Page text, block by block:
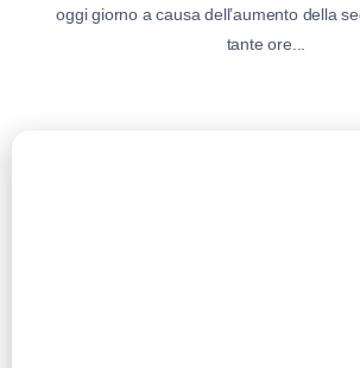
oggi giorno a causa dell’aumento della
tante ore...